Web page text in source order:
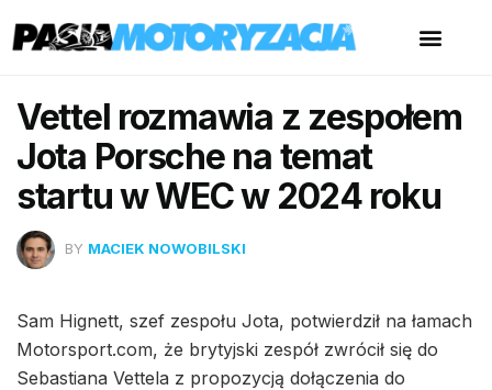
Vettel rozmawia z zespołem
Jota Porsche na temat
startu w WEC w 2024 roku
BY MACIEK NOWOBILSKI
Sam Hignett, szef zespołu Jota, potwierdził na łamach
Motorsport.com, że brytyjski zespół zwrócił się do
Sebastiana Vettela z propozycją dołączenia do